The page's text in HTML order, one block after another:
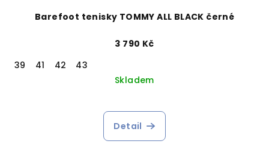
Barefoot tenisky TOMMY ALL BLACK černé
3 790 Kč
39
41 42
43
Skladem
Detail